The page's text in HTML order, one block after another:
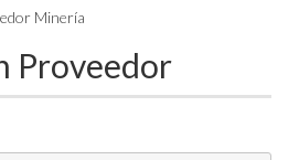
Minería
Proveedor